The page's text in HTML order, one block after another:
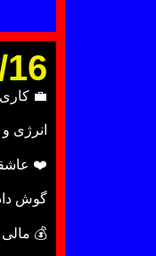
💼
انرژی
❤️
گوش
💰 مالی